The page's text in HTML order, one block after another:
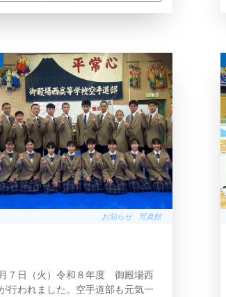
お知らせ 写真館
７日（火）令和８年度 御殿場西
行われました。空手道部も元気一